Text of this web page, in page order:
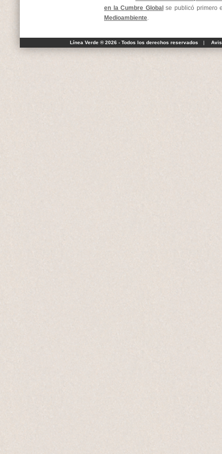
en la Cumbre Global se publicó primero
Medioambiente.
Línea Verde ® 2026 - Todos los derechos reservados |